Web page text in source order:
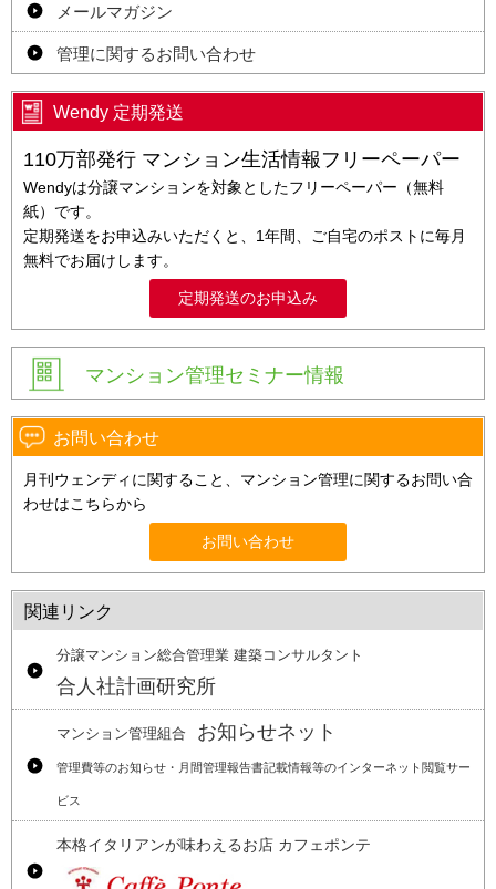
メールマガジン
管理に関するお問い合わせ
Wendy 定期発送
110万部発行 マンション生活情報フリーペーパー
Wendyは分譲マンションを対象としたフリーペーパー（無料
紙）です。
定期発送をお申込みいただくと、1年間、ご自宅のポストに毎月
無料でお届けします。
定期発送のお申込み
マンション管理セミナー情報
お問い合わせ
月刊ウェンディに関すること、マンション管理に関するお問い合
わせはこちらから
お問い合わせ
関連リンク
分譲マンション総合管理業 建築コンサルタント
合人社計画研究所
マンション管理組合 お知らせネット
管理費等のお知らせ・月間管理報告書記載情報等のインターネット閲覧サー
ビス
本格イタリアンが味わえるお店 カフェポンテ